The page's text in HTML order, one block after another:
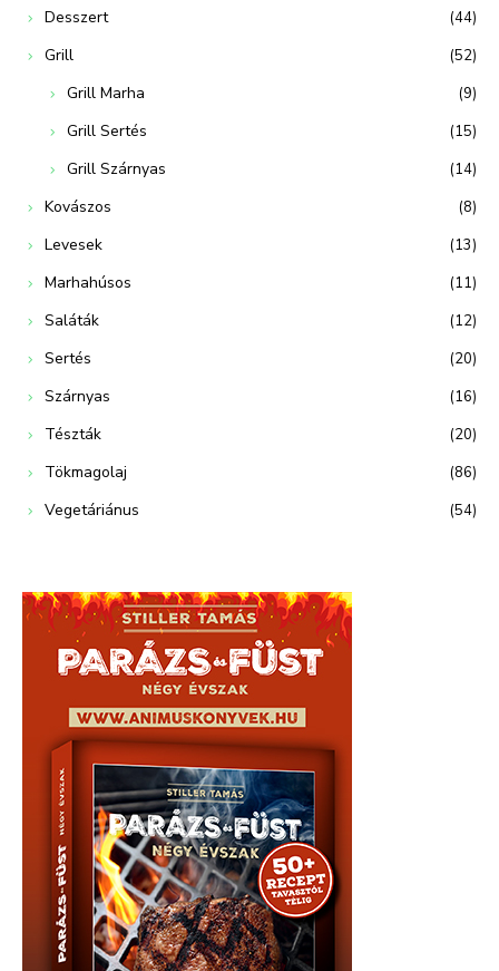
Desszert (44)
Grill (52)
Grill Marha (9)
Grill Sertés (15)
Grill Szárnyas (14)
Kovászos (8)
Levesek (13)
Marhahúsos (11)
Saláták (12)
Sertés (20)
Szárnyas (16)
Tészták (20)
Tökmagolaj (86)
Vegetáriánus (54)